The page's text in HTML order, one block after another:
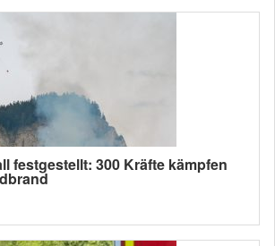
festgestellt: 300 Kräfte kämpfen